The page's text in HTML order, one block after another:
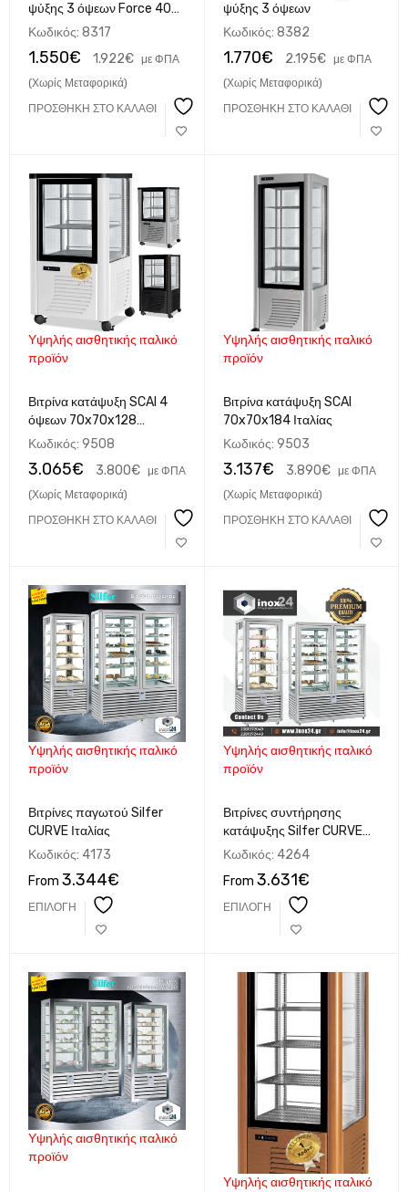
ψύξης 3 όψεων Force 40
3D
Κωδικός: 8317
1.550€ 1.922€ με ΦΠΑ
(Χωρίς Μεταφορικά)
ΠΡΟΣΘΉΚΗ ΣΤΟ ΚΑΛΆΘΙ
ψύξης 3 όψεων
Κωδικός: 8382
1.770€ 2.195€
με ΦΠΑ
(Χωρίς Μεταφορικά)
ΠΡΟΣΘΉΚΗ ΣΤΟ ΚΑΛΆΘΙ
Υψηλής αισθητικής ιταλικό
προϊόν
Βιτρίνα κατάψυξη SCAI 4
όψεων 70x70x128
ΙΤΑΛΙΚΟ
Κωδικός: 9508
3.065€ 3.800€ με ΦΠΑ
(Χωρίς Μεταφορικά)
ΠΡΟΣΘΉΚΗ ΣΤΟ ΚΑΛΆΘΙ
Υψηλής αισθητικής ιταλικό
προϊόν
Βιτρίνα κατάψυξη SCAI
70x70x184 Ιταλίας
Κωδικός: 9503
3.137€ 3.890€
με ΦΠΑ
(Χωρίς Μεταφορικά)
ΠΡΟΣΘΉΚΗ ΣΤΟ ΚΑΛΆΘΙ
Υψηλής αισθητικής ιταλικό
προϊόν
Βιτρίνες παγωτού Silfer
CURVE Ιταλίας
Κωδικός: 4173
From 3.344€
ΕΠΙΛΟΓΉ
Υψηλής αισθητικής ιταλικό
προϊόν
Βιτρίνες συντήρησης
κατάψυξης Silfer CURVE
VENTILATE Ιταλίας
Κωδικός: 4264
From 3.631€
ΕΠΙΛΟΓΉ
Υψηλής αισθητικής ιταλικό
προϊόν
Υψηλής αισθητικής ιταλικό